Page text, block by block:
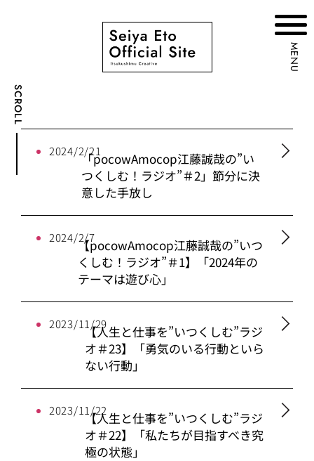
SCROLL
MENU
2024/2/21「pocowAmocop江藤誠哉の”い
つくしむ！ラジオ”＃2」節分に決
意した手放し
2024/2/7【pocowAmocop江藤誠哉の”いつ
くしむ！ラジオ”＃1】「2024年の
テーマは遊び心」
2023/11/29【人生と仕事を”いつくしむ”ラジ
オ＃23】「勇気のいる行動といら
ない行動」
2023/11/22【人生と仕事を”いつくしむ”ラジ
オ＃22】「私たちが目指すべき究
極の状態」